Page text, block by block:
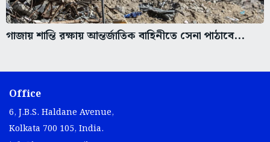
গাজায় শান্তি রক্ষায় আন্তর্জাতিক বাহিনীতে সেনা পাঠাবে...
Office
6, J.B.S. Haldane Avenue,
Kolkata 700 105, India.